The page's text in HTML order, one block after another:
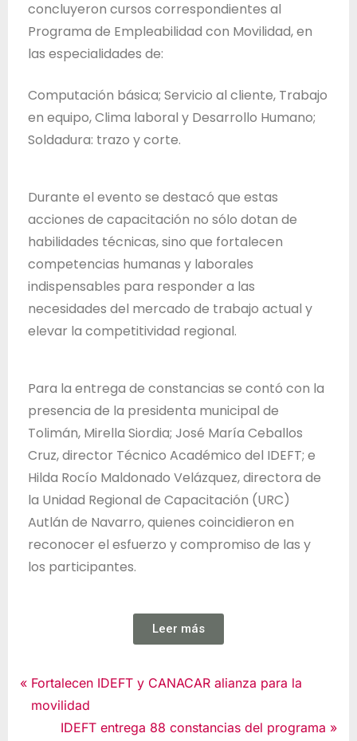
i
s
concluyeron cursos correspondientes al
Programa de Empleabilidad con Movilidad, en
las especialidades de:
Computación básica; Servicio al cliente, Trabajo
en equipo, Clima laboral y Desarrollo Humano;
Soldadura: trazo y corte.
Durante el evento se destacó que estas
acciones de capacitación no sólo dotan de
habilidades técnicas, sino que fortalecen
competencias humanas y laborales
indispensables para responder a las
necesidades del mercado de trabajo actual y
elevar la competitividad regional.
Para la entrega de constancias se contó con la
presencia de la presidenta municipal de
Tolimán, Mirella Siordia; José María Ceballos
Cruz, director Técnico Académico del IDEFT; e
Hilda Rocío Maldonado Velázquez, directora de
la Unidad Regional de Capacitación (URC)
Autlán de Navarro, quienes coincidieron en
reconocer el esfuerzo y compromiso de las y
los participantes.
Leer más
Noticias
Fortalecen IDEFT y CANACAR alianza para la
movilidad
IDEFT entrega 88 constancias del programa